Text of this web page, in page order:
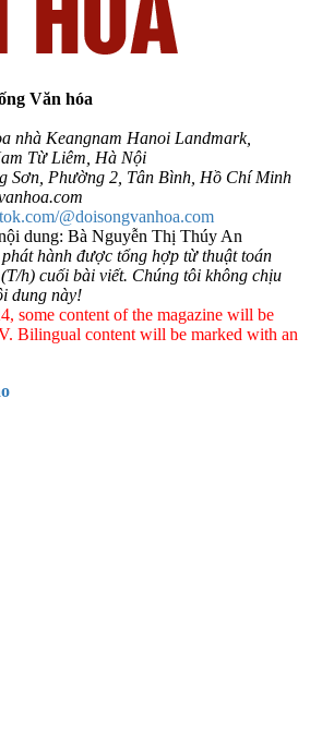
Văn hóa
nhà Keangnam Hanoi Landmark,
Từ Liêm, Hà Nội
Sơn, Phường 2, Tân Bình, Hồ Chí Minh
@doisongvanhoa.com
dung: Bà Nguyễn Thị Thúy An
hành được tổng hợp từ thuật toán
h) cuối bài viết. Chúng tôi không chịu
dung này!
some content of the magazine will be
Bilingual content will be marked with an